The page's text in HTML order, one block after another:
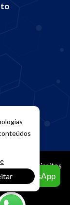
. Todos os Direitos
WhatsApp